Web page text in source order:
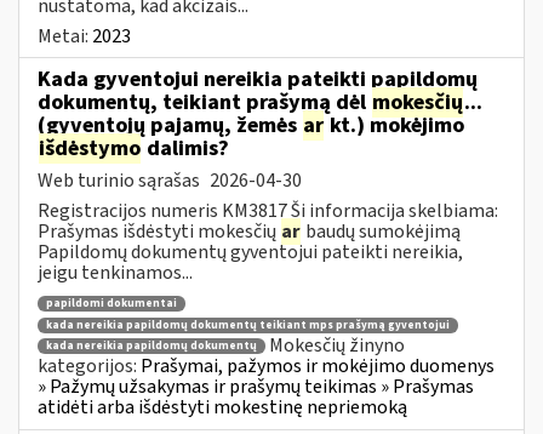
nustatoma, kad akcizais...
Metai: 2023
Kada gyventojui nereikia pateikti papildomų
dokumentų, teikiant prašymą dėl mokesčių...
(gyventojų pajamų, žemės ar kt.) mokėjimo
išdėstymo dalimis?
Web turinio sąrašas 2026-04-30
Registracijos numeris KM3817 Ši informacija skelbiama:
Prašymas išdėstyti mokesčių ar baudų sumokėjimą
Papildomų dokumentų gyventojui pateikti nereikia,
jeigu tenkinamos...
papildomi dokumentai
kada nereikia papildomų dokumentų teikiant mps prašymą gyventojui
kada nereikia papildomų dokumentų
Mokesčių žinyno
kategorijos: Prašymai, pažymos ir mokėjimo duomenys
» Pažymų užsakymas ir prašymų teikimas » Prašymas
atidėti arba išdėstyti mokestinę nepriemoką